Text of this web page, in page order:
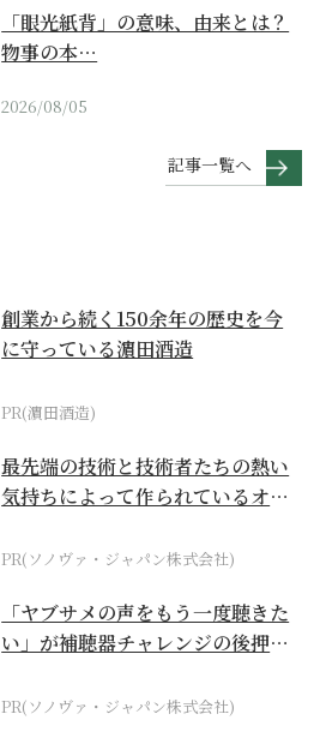
「眼光紙背」の意味、由来とは？
物事の本…
2026/08/05
記事一覧へ
創業から続く150余年の歴史を今
に守っている濵田酒造
PR(濵田酒造)
最先端の技術と技術者たちの熱い
気持ちによって作られているオー
PR(ソノヴァ・ジャパン株式会社)
「ヤブサメの声をもう一度聴きた
い」が補聴器チャレンジの後押し
PR(ソノヴァ・ジャパン株式会社)